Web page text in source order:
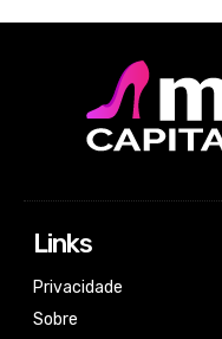
Links
Privacidade
Sobre